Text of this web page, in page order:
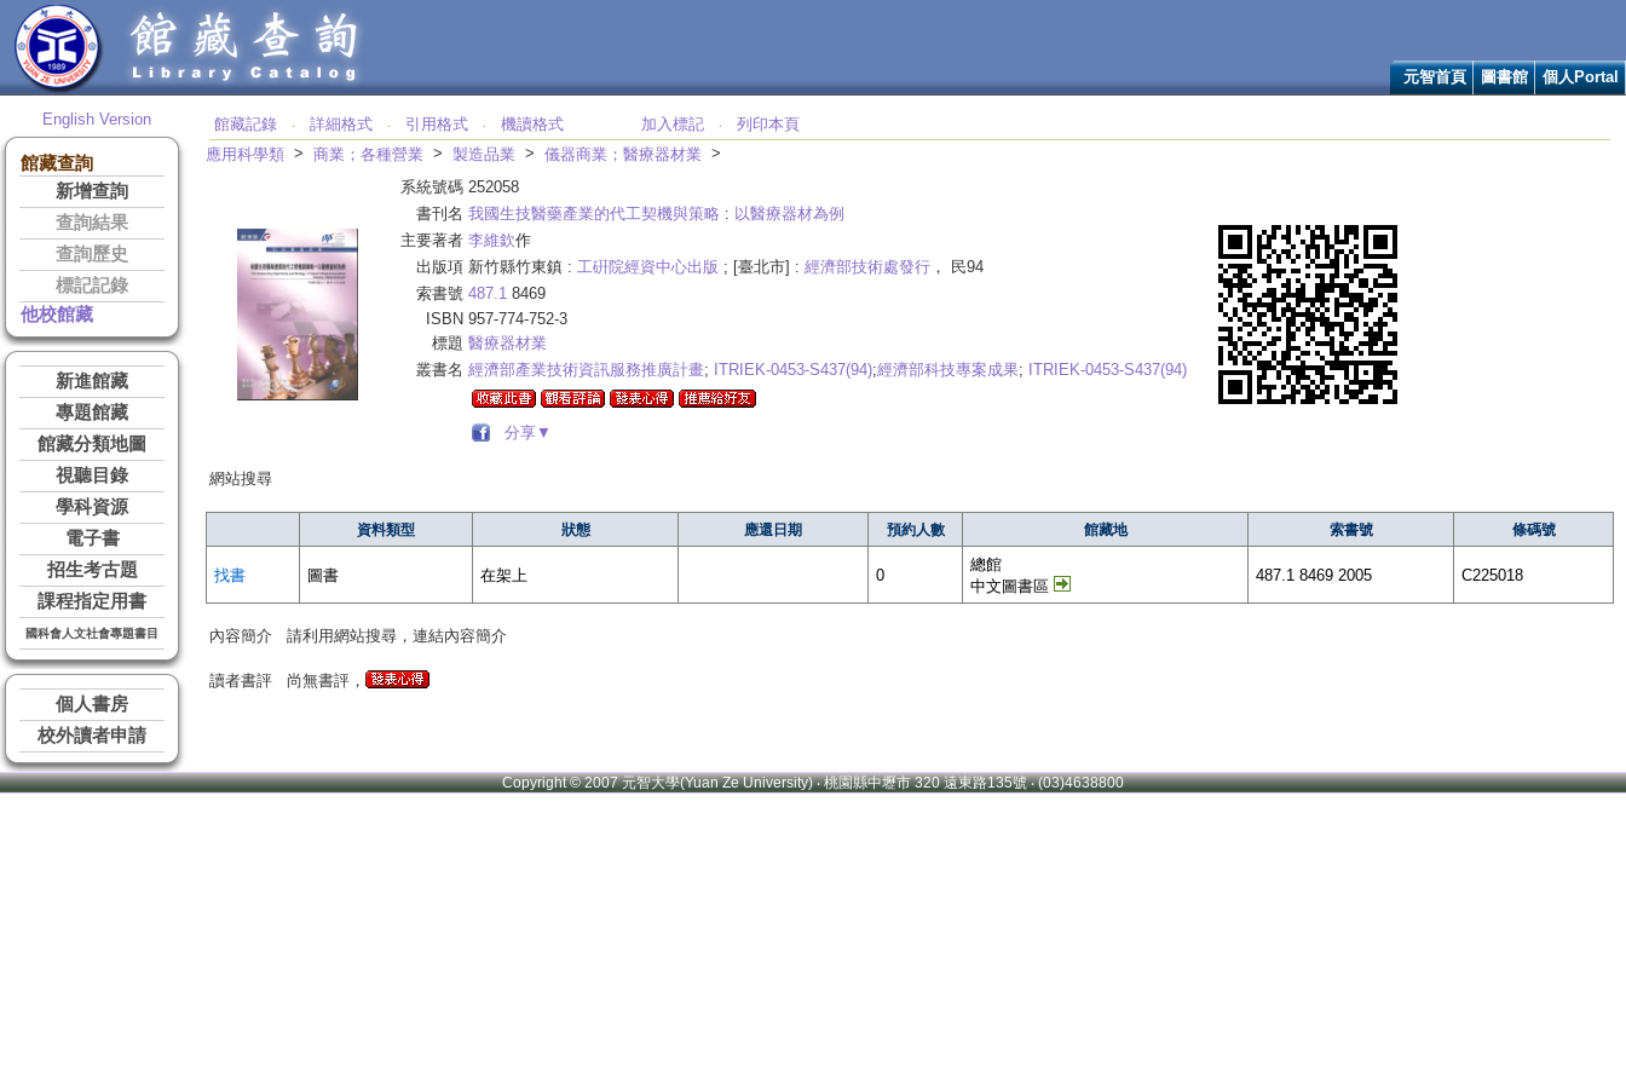
元智首頁 圖書館 個人Portal
English Version
館藏查詢
新增查詢
查詢結果
查詢歷史
標記記錄
他校館藏
新進館藏
專題館藏
館藏分類地圖
視聽目錄
學科資源
電子書
招生考古題
課程指定用書
國科會人文社會專題書目
個人書房
校外讀者申請
館藏記錄 ‧ 詳細格式 ‧ 引用格式 ‧ 機讀格式 加入標記 ‧
列印本頁
應用科學類 > 商業；各種營業 > 製造品業 > 儀器商業；醫療器材業 >
系統號碼 252058
書刊名 我國生技醫藥產業的代工契機與策略 : 以醫療器材為例
主要著者 李維欽作
出版項 新竹縣竹東鎮 : 工硏院經資中心出版 ; [臺北市] : 經濟部技術處發行 ， 民94
索書號 487.1 8469
ISBN 957-774-752-3
標題 醫療器材業
叢書名 經濟部產業技術資訊服務推廣計畫; ITRIEK-0453-S437(94);經濟部科技專案成果; ITRIEK-0453-S437(94)
分享▼
網站搜尋
資料類型 狀態 應還日期 預約人數 館藏地 索書號 條碼號
找書 圖書 在架上 0
總館
中文圖書區
487.1 8469 2005 C225018
內容簡介 請利用網站搜尋，連結內容簡介
讀者書評 尚無書評，
Copyright © 2007 元智大學(Yuan Ze University) ‧ 桃園縣中壢市 320 遠東路135號 ‧ (03)4638800